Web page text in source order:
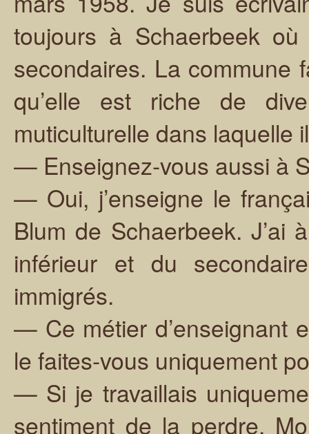
toujours à Schaerbeek
secondaires. La commune
qu’elle est riche de
muticulturelle dans laquelle
— Enseignez-vous aussi à
— Oui, j’enseigne le
Blum de Schaerbeek. J’ai
inférieur et du
immigrés.
— Ce métier d’enseignant
le faites-vous uniquement
— Si je travaillais
sentiment de la perdre.